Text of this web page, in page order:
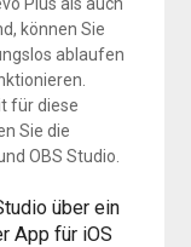
können Sie
ablaufen
für diese
Sie die
OBS Studio.
über ein
App für iOS